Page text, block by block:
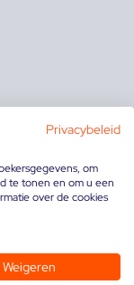
Privacybeleid
om
te tonen en om u een
over de cookies
Weigeren